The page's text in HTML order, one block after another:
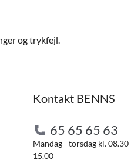
og trykfejl.
Kontakt BENNS
65 65 65 63
Mandag - torsdag kl.
15.00